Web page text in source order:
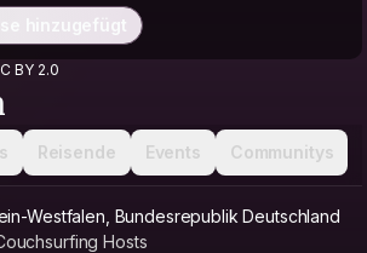
hinzugefügt
BY 2.0
Reisende Events Communitys
Westfalen, Bundesrepublik Deutschland
Hosts